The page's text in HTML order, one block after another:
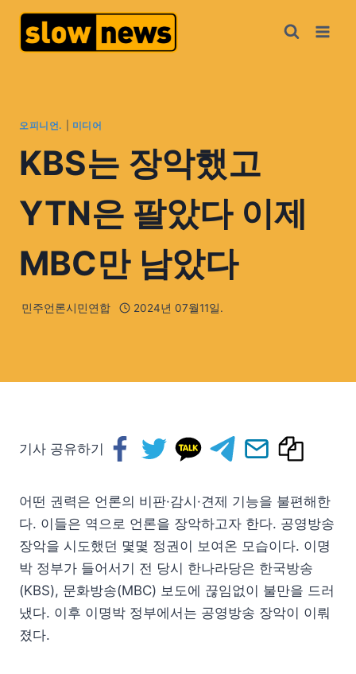
오피니언. 미디어
KBS는 장악했고
YTN은 팔았다 이제
MBC만 남았다
민주언론시민연합 2024년 07월11일.
기사 공유하기
어떤 권력은 언론의 비판·감시·견제 기능을 불편해한
다. 이들은 역으로 언론을 장악하고자 한다. 공영방송
장악을 시도했던 몇몇 정권이 보여온 모습이다. 이명
박 정부가 들어서기 전 당시 한나라당은 한국방송
(KBS), 문화방송(MBC) 보도에 끊임없이 불만을 드러
냈다. 이후 이명박 정부에서는 공영방송 장악이 이뤄
졌다.